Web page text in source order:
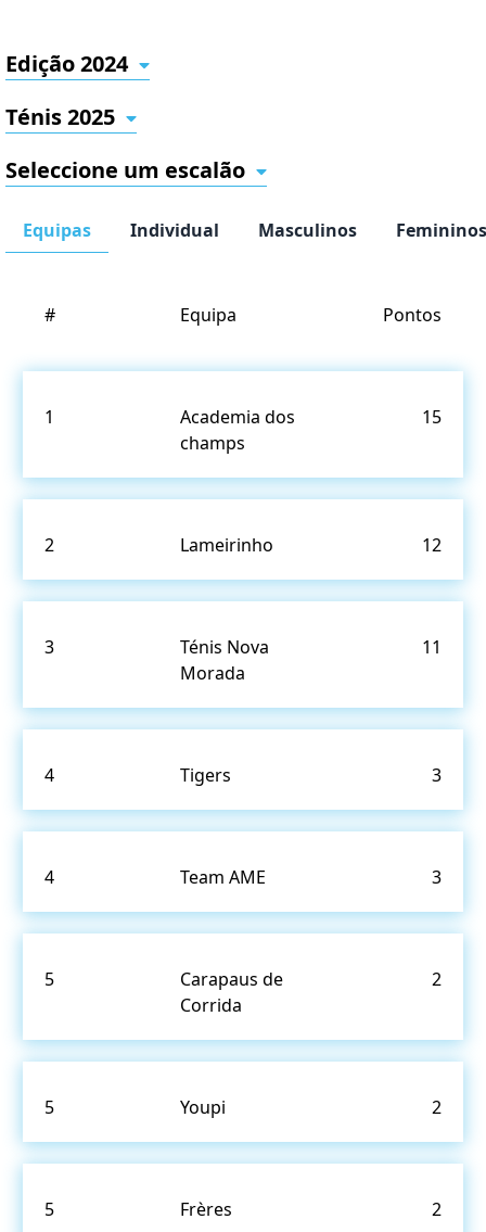
Edição 2024
Ténis 2025
Seleccione um escalão
Equipas Individual Masculinos Femininos
# Equipa Pontos
1
Academia dos
champs
15
2 Lameirinho 12
3
Ténis Nova
Morada
11
4 Tigers 3
4 Team AME 3
5
Carapaus de
Corrida
2
5 Youpi 2
5 Frères 2